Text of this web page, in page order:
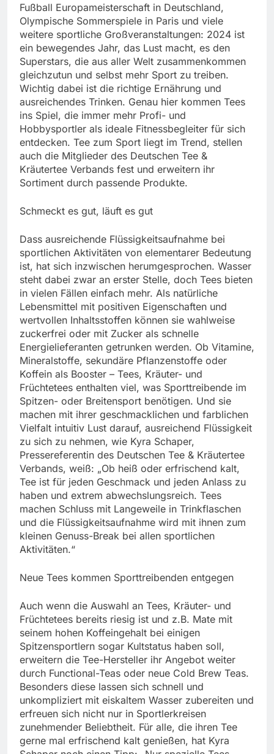
Fußball Europameisterschaft in Deutschland,
Olympische Sommerspiele in Paris und viele
weitere sportliche Großveranstaltungen: 2024 ist
ein bewegendes Jahr, das Lust macht, es den
Superstars, die aus aller Welt zusammenkommen
gleichzutun und selbst mehr Sport zu treiben.
Wichtig dabei ist die richtige Ernährung und
ausreichendes Trinken. Genau hier kommen Tees
ins Spiel, die immer mehr Profi- und
Hobbysportler als ideale Fitnessbegleiter für sich
entdecken. Tee zum Sport liegt im Trend, stellen
auch die Mitglieder des Deutschen Tee &
Kräutertee Verbands fest und erweitern ihr
Sortiment durch passende Produkte.
Schmeckt es gut, läuft es gut
Dass ausreichende Flüssigkeitsaufnahme bei
sportlichen Aktivitäten von elementarer Bedeutung
ist, hat sich inzwischen herumgesprochen. Wasser
steht dabei zwar an erster Stelle, doch Tees bieten
in vielen Fällen einfach mehr. Als natürliche
Lebensmittel mit positiven Eigenschaften und
wertvollen Inhaltsstoffen können sie wahlweise
zuckerfrei oder mit Zucker als schnelle
Energielieferanten getrunken werden. Ob Vitamine,
Mineralstoffe, sekundäre Pflanzenstoffe oder
Koffein als Booster – Tees, Kräuter- und
Früchtetees enthalten viel, was Sporttreibende im
Spitzen- oder Breitensport benötigen. Und sie
machen mit ihrer geschmacklichen und farblichen
Vielfalt intuitiv Lust darauf, ausreichend Flüssigkeit
zu sich zu nehmen, wie Kyra Schaper,
Pressereferentin des Deutschen Tee & Kräutertee
Verbands, weiß: „Ob heiß oder erfrischend kalt,
Tee ist für jeden Geschmack und jeden Anlass zu
haben und extrem abwechslungsreich. Tees
machen Schluss mit Langeweile in Trinkflaschen
und die Flüssigkeitsaufnahme wird mit ihnen zum
kleinen Genuss-Break bei allen sportlichen
Aktivitäten.“
Neue Tees kommen Sporttreibenden entgegen
Auch wenn die Auswahl an Tees, Kräuter- und
Früchtetees bereits riesig ist und z.B. Mate mit
seinem hohen Koffeingehalt bei einigen
Spitzensportlern sogar Kultstatus haben soll,
erweitern die Tee-Hersteller ihr Angebot weiter
durch Functional-Teas oder neue Cold Brew Teas.
Besonders diese lassen sich schnell und
unkompliziert mit eiskaltem Wasser zubereiten und
erfreuen sich nicht nur in Sportlerkreisen
zunehmender Beliebtheit. Für alle, die ihren Tee
gerne mal erfrischend kalt genießen, hat Kyra